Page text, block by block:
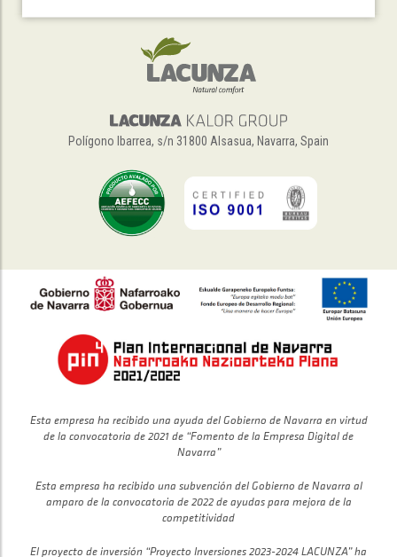
Polígono Ibarrea, s/n 31800 Alsasua, Navarra, Spain
Esta empresa ha recibido una ayuda del Gobierno de Navarra en virtud
de la convocatoria de 2021 de “Fomento de la Empresa Digital de
Navarra”
Esta empresa ha recibido una subvención del Gobierno de Navarra al
amparo de la convocatoria de 2022 de ayudas para mejora de la
competitividad
El proyecto de inversión “Proyecto Inversiones 2023-2024 LACUNZA” ha